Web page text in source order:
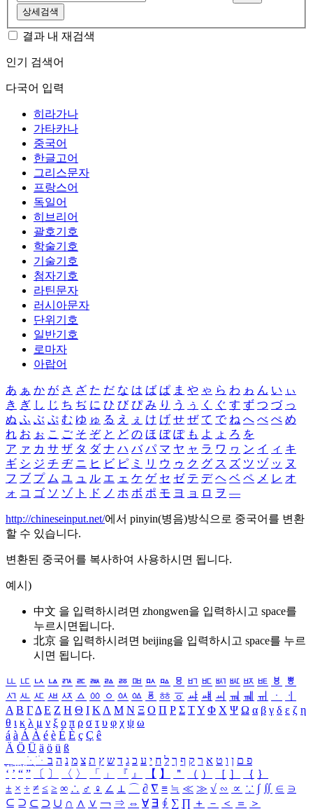
상세검색
결과 내 재검색
인기 검색어
다국어 입력
히라가나
가타카나
중국어
한글고어
그리스문자
프랑스어
독일어
히브리어
괄호기호
학술기호
기술기호
첨자기호
라틴문자
러시아문자
단위기호
일반기호
로마자
아랍어
あ ぁ か が さ ざ た だ な は ば ぱ ま や ゃ ら わ ゎ ん い ぃ
き ぎ し じ ち ぢ に ひ び ぴ み り う ぅ く ぐ す ず つ づ っ
ぬ ふ ぶ ぷ む ゆ ゅ る え ぇ け げ せ ぜ て で ね へ べ ぺ め
れ お ぉ こ ご そ ぞ と ど の ほ ぼ ぽ も よ ょ ろ を
ア ァ カ サ ザ タ ダ ナ ハ バ パ マ ヤ ャ ラ ワ ヮ ン イ ィ キ
ギ シ ジ チ ヂ ニ ヒ ビ ピ ミ リ ウ ゥ ク グ ス ズ ツ ヅ ッ ヌ
フ ブ プ ム ユ ュ ル エ ェ ケ ゲ セ ゼ テ デ ヘ ベ ペ メ レ オ
ォ コ ゴ ソ ゾ ト ド ノ ホ ボ ポ モ ヨ ョ ロ ヲ ―
http://chineseinput.net/에서 pinyin(병음)방식으로 중국어를 변환
할 수 있습니다.
변환된 중국어를 복사하여 사용하시면 됩니다.
예시)
中文 을 입력하시려면 zhongwen을 입력하시고 space를
누르시면됩니다.
北京 을 입력하시려면 beijing을 입력하시고 space를 누르
시면 됩니다.
ㅥ ㅦ ㅧ ㅨ ㅩ ㅪ ㅫ ㅬ ㅭ ㅮ ㅯ ㅰ ㅱ ㅲ ㅳ ㅴ ㅵ ㅶ ㅷ ㅸ
ㅹ
ㅺ ㅻ ㅼ ㅽ ㅾ ㅿ ㆀ ㆁ ㆂ ㆃ ㆄ ㆅ ㆆ ㆇ ㆈ ㆉ ㆊ ㆋ ㆌ ㆍ
ㆎ
Α Β ΓΔ Ε Ζ Η Θ Ι ΚΛ Μ Ν Ξ Ο Π Ρ Σ ΤΥ Φ Χ Ψ Ω α β γ δ ε ζ η
θ ι κ λ μ ν ξ ο π ρ σ τ υ φ χ ψ ω
á à Á À é è É È ç Ç ê
Ä Ö Ü ä ö ü ß
ִֶֹ ֻּ ׁׂ פ ם ן ו ט א ר ק ף ך ל ח י ע כ ג ד ש ץ ת צ מ נ ה ב
‘ ’ “ ” 〔 〕 〈 〉 「 」 『 』 【 】 ＂ （ ） ［ ］ ｛ ｝
± × ÷ ≠ ≤ ≥ ∞ ∴ ♂ ♀ ∠ ⊥ ⌒ ∂ ∇ ≡ ≒ ≪ ≫ √ ∽ ∝ ∵ ∫ ∬ ∈ ∋
⊆ ⊇ ⊂ ⊃ ∪ ∩ ∧ ∨ ￢ ⇒ ⇔ ∀ ∃ ∮ ∑ ∏ ＋ － ＜ ＝
＞